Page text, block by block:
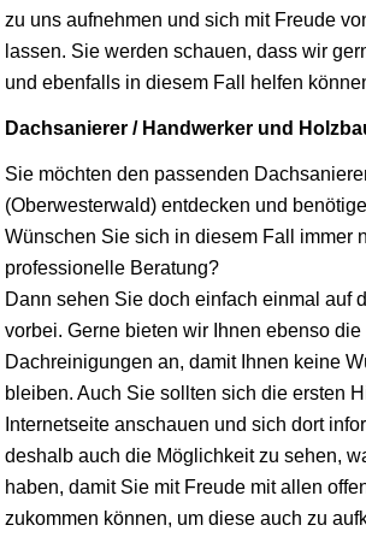
zu uns aufnehmen und sich mit Freude
lassen. Sie werden schauen, dass wir
und ebenfalls in diesem Fall helfen
Dachsanierer / Handwerker und
Sie möchten den passenden
(Oberwesterwald) entdecken und
Wünschen Sie sich in diesem Fall immer
professionelle Beratung?
Dann sehen Sie doch einfach einmal auf
vorbei. Gerne bieten wir Ihnen ebenso die
Dachreinigungen an, damit Ihnen keine
bleiben. Auch Sie sollten sich die ersten
Internetseite anschauen und sich dort
deshalb auch die Möglichkeit zu sehen,
haben, damit Sie mit Freude mit allen
zukommen können, um diese auch zu